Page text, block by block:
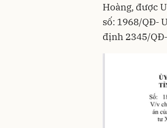
Hoàng, được
số: 1968/QĐ-
định 2345/